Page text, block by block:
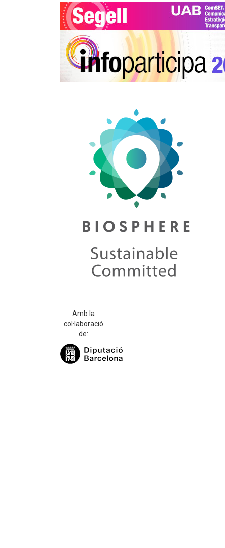
Amb la
col·laboració
de: